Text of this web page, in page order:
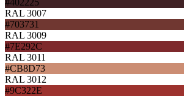
RAL 3007
#703731
RAL 3009
#7E292C
RAL 3011
#CB8D73
RAL 3012
#9C322E